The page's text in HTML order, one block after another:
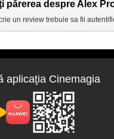
părerea despre Alex
un review trebuie sa fii
aplicaţia Cinemagia